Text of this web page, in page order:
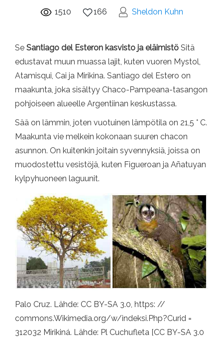
1510 166 Sheldon Kuhn
Se Santiago del Esteron kasvisto ja eläimistö Sitä
edustavat muun muassa lajit, kuten vuoren Mystol,
Atamisqui, Cai ja Mirikina. Santiago del Estero on
maakunta, joka sisältyy Chaco-Pampeana-tasangon
pohjoiseen alueelle Argentiinan keskustassa.
Sää on lämmin, joten vuotuinen lämpötila on 21,5 ° C.
Maakunta vie melkein kokonaan suuren chacon
asunnon. On kuitenkin joitain syvennyksiä, joissa on
muodostettu vesistöjä, kuten Figueroan ja Añatuyan
kylpyhuoneen laguunit.
Palo Cruz. Lähde: CC BY-SA 3.0, https: //
commons.Wikimedia.org/w/indeksi.Php?Curid =
312032 Mirikiná. Lähde: Pl Cuchufleta [CC BY-SA 3.0